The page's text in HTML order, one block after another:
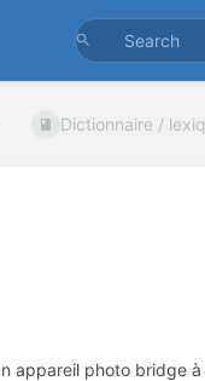
Dictionnaire /
appareil photo bridge